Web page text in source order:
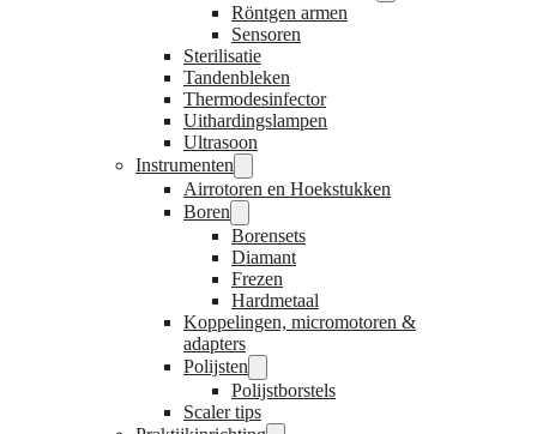
Röntgen armen
Sensoren
Sterilisatie
Tandenbleken
Thermodesinfector
Uithardingslampen
Ultrasoon
Instrumenten
Airrotoren en Hoekstukken
Boren
Borensets
Diamant
Frezen
Hardmetaal
Koppelingen, micromotoren &
adapters
Polijsten
Polijstborstels
Scaler tips